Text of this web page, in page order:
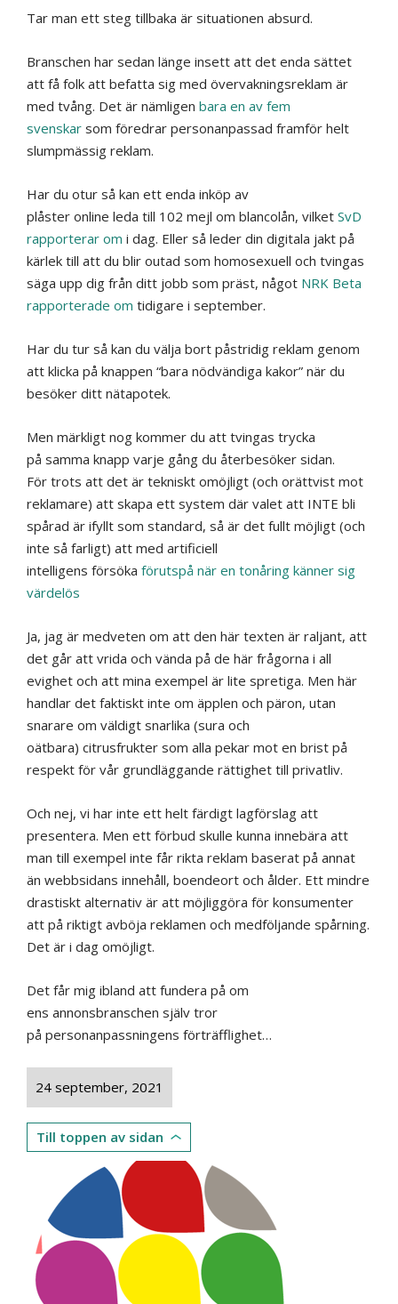
Tar man ett steg tillbaka är situationen absurd.
Branschen har sedan länge insett att det enda sättet
att få folk att befatta sig med övervakningsreklam är
med tvång. Det är nämligen bara en av fem
svenskar som föredrar personanpassad framför helt
slumpmässig reklam.
Har du otur så kan ett enda inköp av
plåster online leda till 102 mejl om blancolån, vilket SvD
rapporterar om i dag. Eller så leder din digitala jakt på
kärlek till att du blir outad som homosexuell och tvingas
säga upp dig från ditt jobb som präst, något NRK Beta
rapporterade om tidigare i september.
Har du tur så kan du välja bort påstridig reklam genom
att klicka på knappen “bara nödvändiga kakor” när du
besöker ditt nätapotek.
Men märkligt nog kommer du att tvingas trycka
på samma knapp varje gång du återbesöker sidan.
För trots att det är tekniskt omöjligt (och orättvist mot
reklamare) att skapa ett system där valet att INTE bli
spårad är ifyllt som standard, så är det fullt möjligt (och
inte så farligt) att med artificiell
intelligens försöka förutspå när en tonåring känner sig
värdelös
Ja, jag är medveten om att den här texten är raljant, att
det går att vrida och vända på de här frågorna i all
evighet och att mina exempel är lite spretiga. Men här
handlar det faktiskt inte om äpplen och päron, utan
snarare om väldigt snarlika (sura och
oätbara) citrusfrukter som alla pekar mot en brist på
respekt för vår grundläggande rättighet till privatliv.
Och nej, vi har inte ett helt färdigt lagförslag att
presentera. Men ett förbud skulle kunna innebära att
man till exempel inte får rikta reklam baserat på annat
än webbsidans innehåll, boendeort och ålder. Ett mindre
drastiskt alternativ är att möjliggöra för konsumenter
att på riktigt avböja reklamen och medföljande spårning.
Det är i dag omöjligt.
Det får mig ibland att fundera på om
ens annonsbranschen själv tror
på personanpassningens förträfflighet…
24 september, 2021
Till toppen av sidan